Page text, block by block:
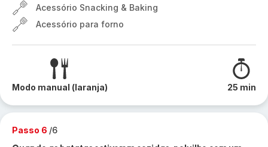
Acessório Snacking & Baking
Acessório para forno
Modo manual (laranja) 25 min
Passo 6 /6